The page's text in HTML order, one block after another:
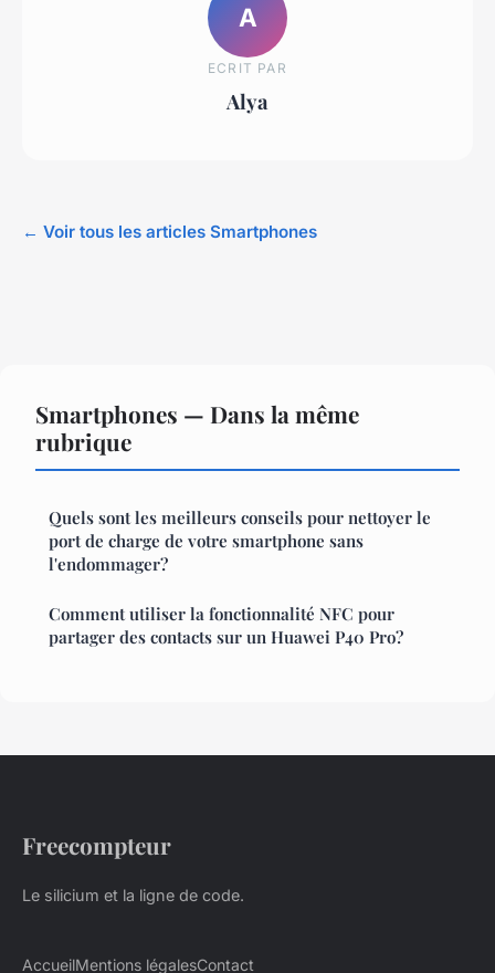
A
ECRIT PAR
Alya
← Voir tous les articles Smartphones
Smartphones — Dans la même
rubrique
Quels sont les meilleurs conseils pour nettoyer le
port de charge de votre smartphone sans
l'endommager?
Comment utiliser la fonctionnalité NFC pour
partager des contacts sur un Huawei P40 Pro?
Freecompteur
Le silicium et la ligne de code.
AccueilMentions légalesContact